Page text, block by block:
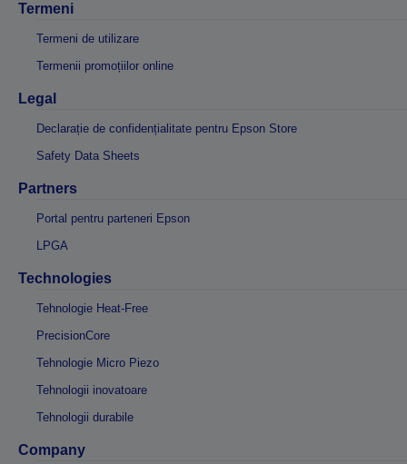
Termeni
Termeni de utilizare
Termenii promoțiilor online
Legal
Declarație de confidențialitate pentru Epson Store
Safety Data Sheets
Partners
Portal pentru parteneri Epson
LPGA
Technologies
Tehnologie Heat-Free
PrecisionCore
Tehnologie Micro Piezo
Tehnologii inovatoare
Tehnologii durabile
Company